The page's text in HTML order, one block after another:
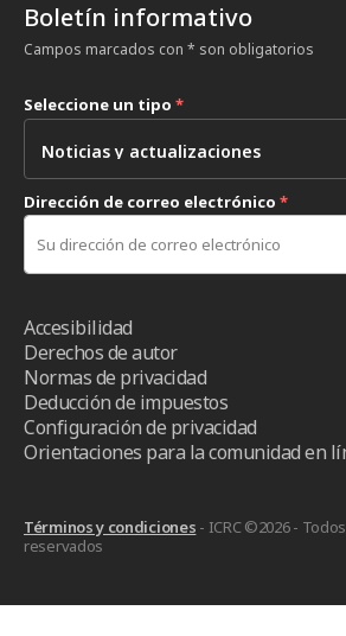
Boletín informativo
Campos marcados con * son obligatorios
Seleccione un tipo *
Dirección de correo electrónico *
Accesibilidad
Derechos de autor
Normas de privacidad
Deducción de impuestos
Configuración de privacidad
Orientaciones para la comunidad en
Términos y condiciones - ICRC ©2026 -
reservados